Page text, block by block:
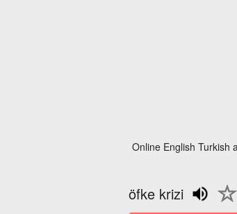
Online English Turkish
öfke krizi